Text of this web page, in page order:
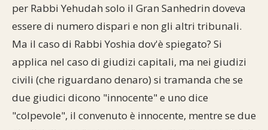
per Rabbi Yehudah solo il Gran Sanhedrin doveva
essere di numero dispari e non gli altri tribunali.
Ma il caso di Rabbi Yoshia dov'è spiegato? Si
applica nel caso di giudizi capitali, ma nei giudizi
civili (che riguardano denaro) si tramanda che se
due giudici dicono "innocente" e uno dice
"colpevole", il convenuto è innocente, mentre se due